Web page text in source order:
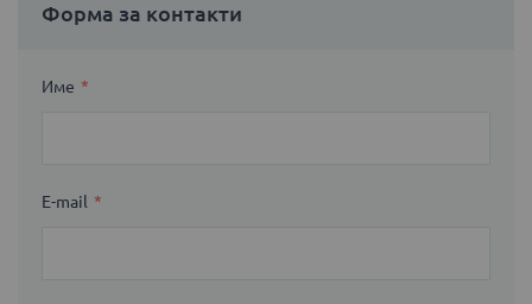
Форма за контакти
Име
E-mail